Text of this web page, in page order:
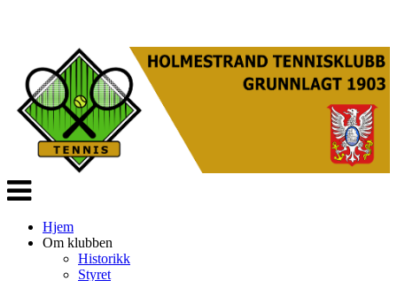
Veksle
navigasjon
Hjem
Om klubben
Historikk
Styret